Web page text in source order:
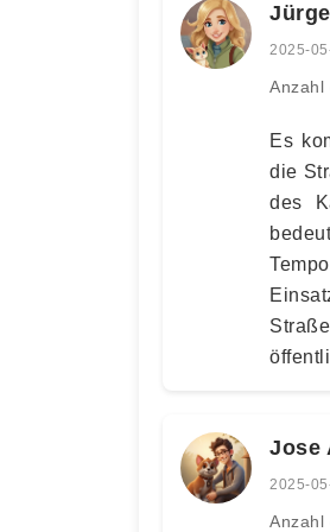
2025-
Anzahl
Es
die
des
Jose
2025-
Anzahl